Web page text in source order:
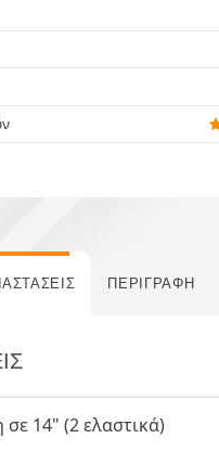
ΠΕΡΙΓΡΑΦΉ
σε 14" (2 ελαστικά)